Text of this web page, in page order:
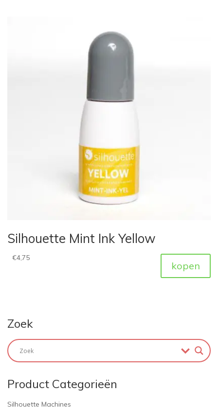
Silhouette Mint Ink Yellow
€4,75
kopen
Zoek
Product Categorieën
Silhouette Machines